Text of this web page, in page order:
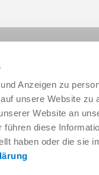
Anzeigen zu
unsere Website zu
Website an
führen diese
haben oder die sie